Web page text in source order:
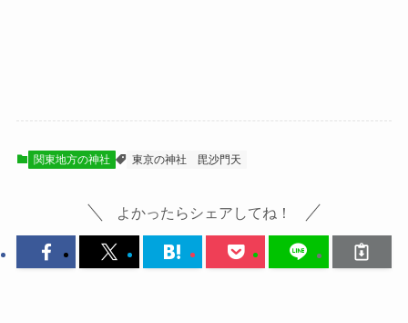
関東地方の神社 東京の神社 毘沙門天
よかったらシェアしてね！